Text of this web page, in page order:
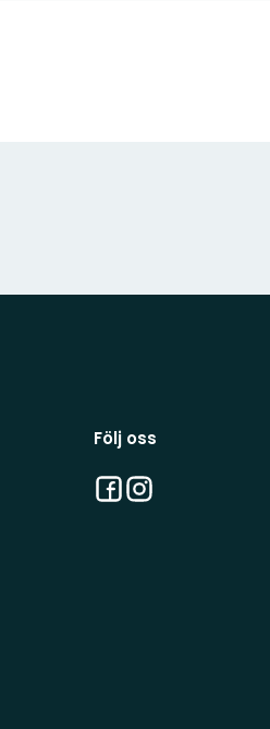
Följ oss
Facebook
Instagram